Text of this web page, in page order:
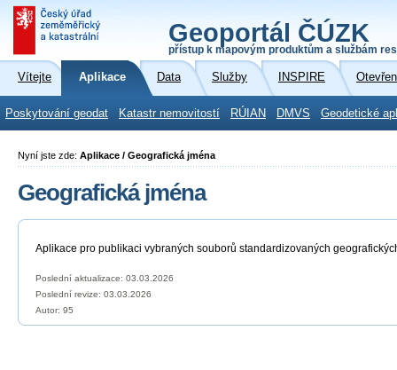
Geoportál ČÚZK
přístup k mapovým produktům a službám
Vítejte Aplikace Data Služby INSPIRE
Poskytování geodat Katastr nemovitostí RÚIAN DMVS Geodetické
Nyní jste zde: Aplikace / Geografická jména
Geografická jména
Aplikace pro publikaci vybraných souborů standardizovaných
Poslední aktualizace: 03.03.2026
Poslední revize: 03.03.2026
Autor: 95